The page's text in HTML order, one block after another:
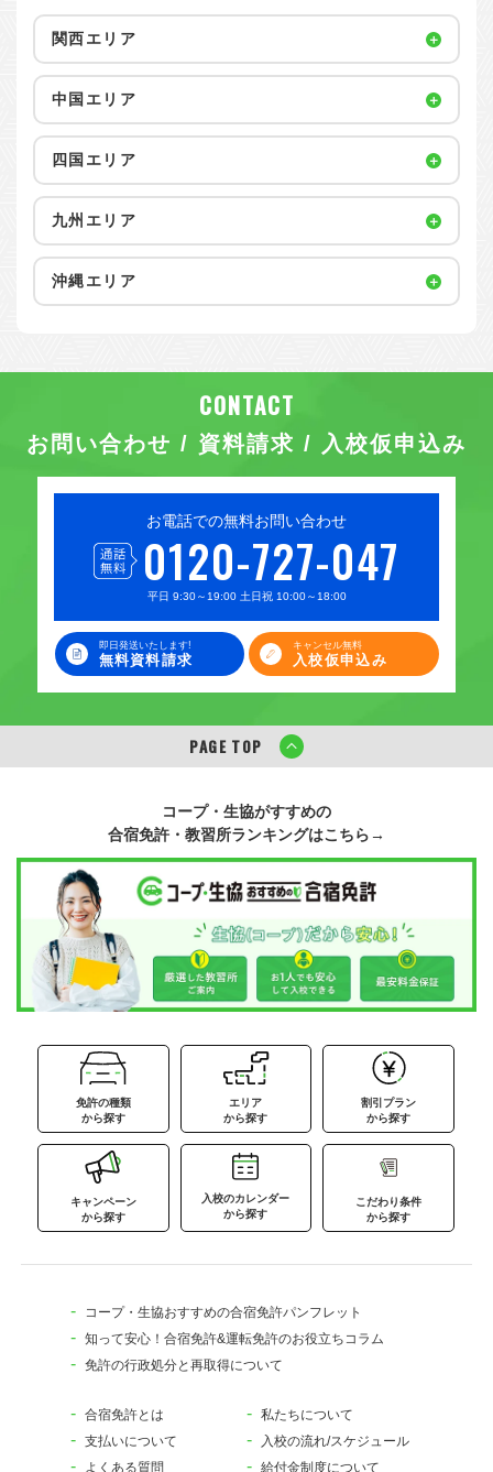
お問い合わせ / 資料請求 / 入校仮申込み
お電話での無料お問い合わせ
0120-727-047
平日 9:30～19:00 土日祝 10:00～18:00
即日発送いたします!
無料資料請求
キャンセル無料
入校仮申込み
関西エリア
中国エリア
四国エリア
九州エリア
沖縄エリア
PAGE TOP
コープ・生協がすすめの
合宿免許・教習所ランキングはこちら→
免許の種類
から探す
エリア
から探す
割引プラン
から探す
キャンペーン
から探す
入校のカレンダー
から探す
こだわり条件
から探す
コープ・生協おすすめの合宿免許パンフレット
知って安心！合宿免許&運転免許のお役立ちコラム
免許の行政処分と再取得について
合宿免許とは
私たちについて
支払いについて
入校の流れ/スケジュール
よくある質問
給付金制度について